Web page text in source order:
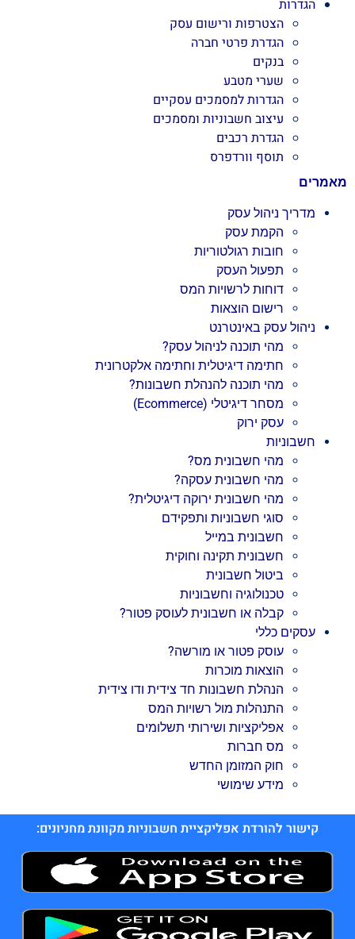
הגדרות
הצטרפות ורישום עסק
הגדרת פרטי חברה
בנקים
שערי מטבע
הגדרות למסמכים עסקיים
עיצוב חשבוניות ומסמכים
הגדרת רכבים
תוסף וורדפרס
מאמרים
מדריך ניהול עסק
הקמת עסק
חובות רגולטוריות
תפעול העסק
דוחות לרשויות המס
רישום הוצאות
ניהול עסק באינטרנט
מהי תוכנה לניהול עסק?
חתימה דיגיטלית וחתימה אלקטרונית
מהי תוכנה להנהלת חשבונות?
מסחר דיגיטלי (Ecommerce)
עסק ירוק
חשבוניות
מהי חשבונית מס?
מהי חשבונית עסקה?
מהי חשבונית ירוקה דיגיטלית?
סוגי חשבוניות ותפקידם
חשבונית במייל
חשבונית תקינה וחוקית
ביטול חשבונית
טכנולוגיה וחשבוניות
קבלה או חשבונית לעוסק פטור?
עסקים כללי
עוסק פטור או מורשה?
הוצאות מוכרות
הנהלת חשבונות חד צידית ודו צידית
התנהלות מול רשויות המס
אפליקציות ושירותי תשלומים
מס חברות
חוק המזומן החדש
מידע שימושי
קישור להורדת אפליקציית חשבוניות מקוונת מחניונים: